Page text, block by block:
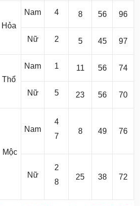
Hỏa
Nam 4 8 56 96
Nữ 2 5 45 97
Thổ
Nam 1 11 56 74
Nữ 5 23 56 70
Mộc
Nam
4
7
8 49 76
Nữ
2
8
25 38 72